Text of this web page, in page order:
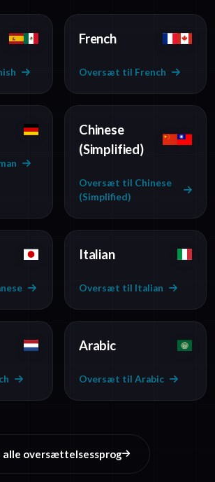
French
Oversæt til French
Chinese
(Simplified)
Oversæt til Chinese
(Simplified)
Italian
Oversæt til Italian
Arabic
Oversæt til Arabic
alle oversættelsessprog